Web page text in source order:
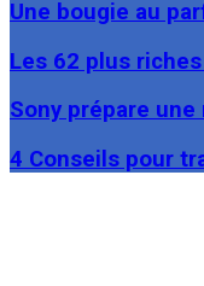
Une bougie au
Les 62 plus
Sony prépare
4 Conseils pour